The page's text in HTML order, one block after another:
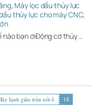
Máy lọc dầu thủy lực
thủy lực cho máy CNC,
bạn ơiĐộng cơ thủy …
lạnh giấu trần nối ố
18